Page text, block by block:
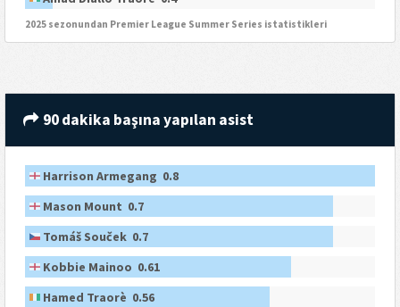
2025 sezonundan Premier League Summer Series istatistikleri
90 dakika başına yapılan asist
Harrison Armegang 0.8
Mason Mount 0.7
Tomáš Souček 0.7
Kobbie Mainoo 0.61
Hamed Traorè 0.56